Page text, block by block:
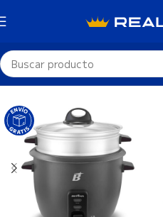
Inicio Cocina Ollas Eléctricas